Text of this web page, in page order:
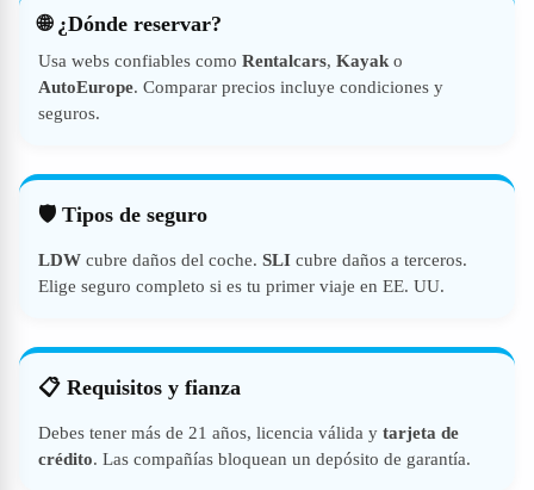
🌐 ¿Dónde reservar?
Usa webs confiables como Rentalcars, Kayako
AutoEurope. Comparar precios incluye condiciones y
seguros.
🛡️ Tipos de seguro
LDW cubre daños del coche. SLI cubre daños a terceros.
Elige seguro completo si es tu primer viaje en EE. UU.
📋 Requisitos y fianza
Debes tener más de 21 años, licencia válida y tarjeta de
crédito. Las compañías bloquean un depósito de garantía.